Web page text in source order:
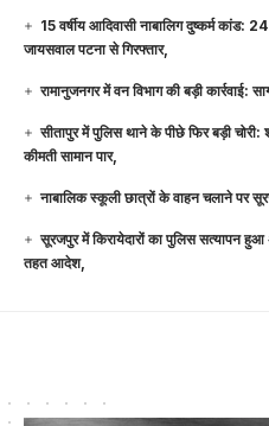
15 वर्षीय आदिवासी नाबालिग दुष्कर्म
जायसवाल पटना से गिरफ्तार,
रामानुजनगर में वन विभाग की बड़ी कार्रवाई:
सीतापुर में पुलिस थाने के पीछे फिर बड़ी
कीमती सामान पार,
नाबालिक स्कूली छात्रों के वाहन चलाने पर
सूरजपुर में किरायेदारों का पुलिस सत्यापन
तहत आदेश,